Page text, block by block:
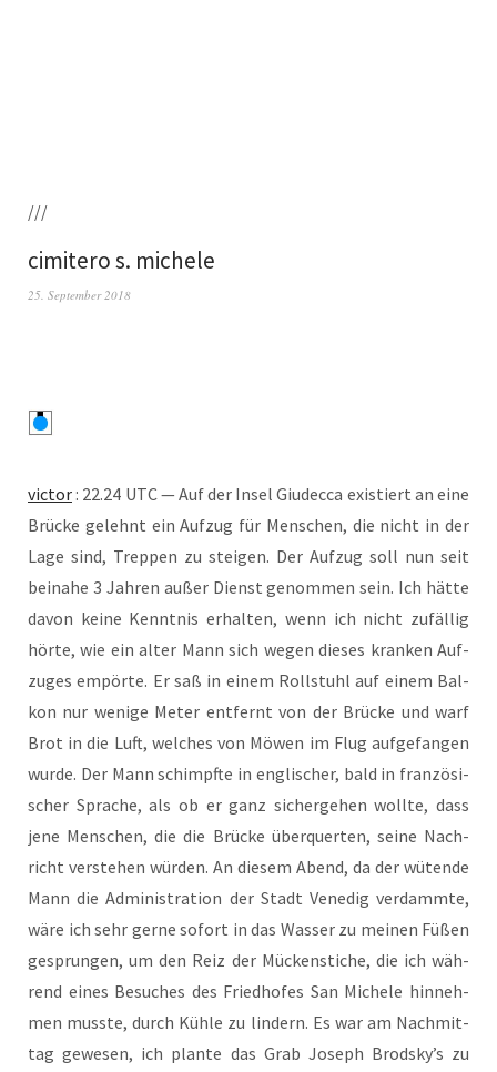
///
cimitero s. michele
25. September 2018
vic­tor : 22.24 UTC — Auf der Insel Giudec­ca exis­tiert an eine
Brü­cke gelehnt ein Auf­zug für Men­schen, die nicht in der
Lage sind, Trep­pen zu stei­gen. Der Auf­zug soll nun seit
bei­na­he 3 Jah­ren außer Dienst genom­men sein. Ich hät­te
davon kei­ne Kennt­nis erhal­ten, wenn ich nicht zufäl­lig
hör­te, wie ein alter Mann sich wegen die­ses kran­ken Auf­
zu­ges empör­te. Er saß in einem Roll­stuhl auf einem Bal­
kon nur weni­ge Meter ent­fernt von der Brü­cke und warf
Brot in die Luft, wel­ches von Möwen im Flug auf­ge­fan­gen
wur­de. Der Mann schimpf­te in eng­li­scher, bald in fran­zö­si­
scher Spra­che, als ob er ganz sicher­ge­hen woll­te, dass
jene Men­schen, die die Brü­cke über­quer­ten, sei­ne Nach­
richt ver­ste­hen wür­den. An die­sem Abend, da der wüten­de
Mann die Admi­nis­tra­ti­on der Stadt Vene­dig ver­damm­te,
wäre ich sehr ger­ne sofort in das Was­ser zu mei­nen Füßen
gesprun­gen, um den Reiz der Mücken­sti­che, die ich wäh­
rend eines Besu­ches des Fried­ho­fes San Miche­le hin­neh­
men muss­te, durch Küh­le zu lin­dern. Es war am Nach­mit­
tag gewe­sen, ich plan­te das Grab Joseph Brodsky’s zu